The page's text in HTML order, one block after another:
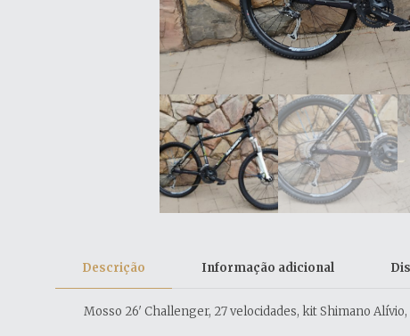
Descrição Informação adicional
Mosso 26′ Challenger, 27 velocidades, kit Shimano